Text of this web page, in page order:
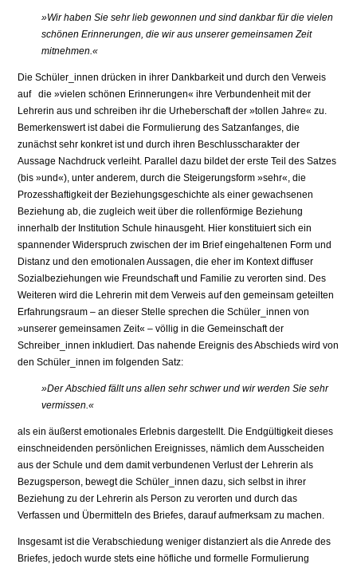
»Wir haben Sie sehr lieb gewonnen und sind dankbar für die vielen
schönen Erinnerungen, die wir aus unserer gemeinsamen Zeit
mitnehmen.«
Die Schüler_innen drücken in ihrer Dankbarkeit und durch den Verweis
auf die »vielen schönen Erinnerungen« ihre Verbundenheit mit der
Lehrerin aus und schreiben ihr die Urheberschaft der »tollen Jahre« zu.
Bemerkenswert ist dabei die Formulierung des Satzanfanges, die
zunächst sehr konkret ist und durch ihren Beschlusscharakter der
Aussage Nachdruck verleiht. Parallel dazu bildet der erste Teil des Satzes
(bis »und«), unter anderem, durch die Steigerungsform »sehr«, die
Prozesshaftigkeit der Beziehungsgeschichte als einer gewachsenen
Beziehung ab, die zugleich weit über die rollenförmige Beziehung
innerhalb der Institution Schule hinausgeht. Hier konstituiert sich ein
spannender Widerspruch zwischen der im Brief eingehaltenen Form und
Distanz und den emotionalen Aussagen, die eher im Kontext diffuser
Sozialbeziehungen wie Freundschaft und Familie zu verorten sind. Des
Weiteren wird die Lehrerin mit dem Verweis auf den gemeinsam geteilten
Erfahrungsraum – an dieser Stelle sprechen die Schüler_innen von
»unserer gemeinsamen Zeit« – völlig in die Gemeinschaft der
Schreiber_innen inkludiert. Das nahende Ereignis des Abschieds wird von
den Schüler_innen im folgenden Satz:
»Der Abschied fällt uns allen sehr schwer und wir werden Sie sehr
vermissen.«
als ein äußerst emotionales Erlebnis dargestellt. Die Endgültigkeit dieses
einschneidenden persönlichen Ereignisses, nämlich dem Ausscheiden
aus der Schule und dem damit verbundenen Verlust der Lehrerin als
Bezugsperson, bewegt die Schüler_innen dazu, sich selbst in ihrer
Beziehung zu der Lehrerin als Person zu verorten und durch das
Verfassen und Übermitteln des Briefes, darauf aufmerksam zu machen.
Insgesamt ist die Verabschiedung weniger distanziert als die Anrede des
Briefes, jedoch wurde stets eine höfliche und formelle Formulierung